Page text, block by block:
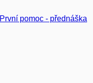
První pomoc - přednáška